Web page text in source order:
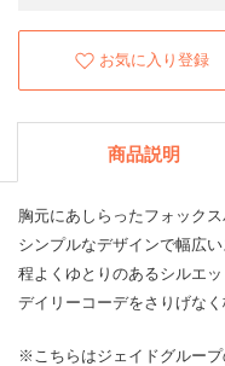
お気に入り登録
商品説明
胸元にあしらったフォック
シンプルなデザインで幅広
程よくゆとりのあるシルエッ
デイリーコーデをさりげなく
※こちらはジェイドグルー